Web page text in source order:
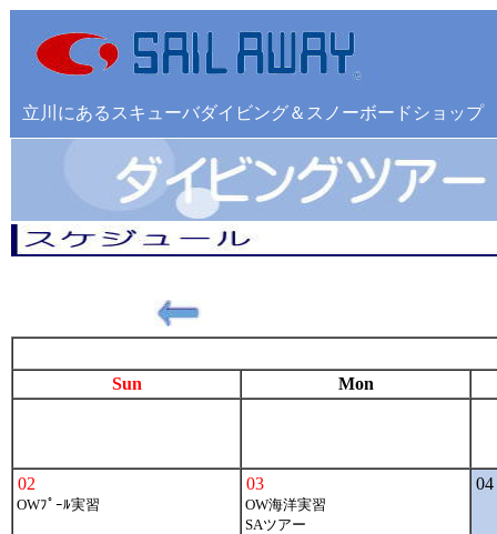
立川にあるスキューバダイビング＆スノーボードショップ
Sun
Mon
02
OWﾌﾟｰﾙ実習
03
OW海洋実習
SAツアー
04